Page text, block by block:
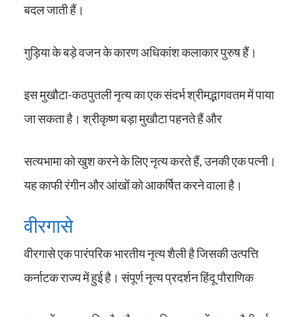
बदल जाती हैं।
गुड़िया के बड़े वजन के कारण अधिकांश कलाकार पुरुष हैं।
इस मुखौटा-कठपुतली नृत्य का एक संदर्भ श्रीमद्भागवतम में पाया
जा सकता है। श्रीकृष्ण बड़ा मुखौटा पहनते हैं और
सत्यभामा को खुश करने के लिए नृत्य करते हैं, उनकी एक पत्नी।
यह काफी रंगीन और आंखों को आकर्षित करने वाला है।
वीरगासे
वीरगासे एक पारंपरिक भारतीय नृत्य शैली है जिसकी उत्पत्ति
कर्नाटक राज्य में हुई है। संपूर्ण नृत्य प्रदर्शन हिंदू पौराणिक